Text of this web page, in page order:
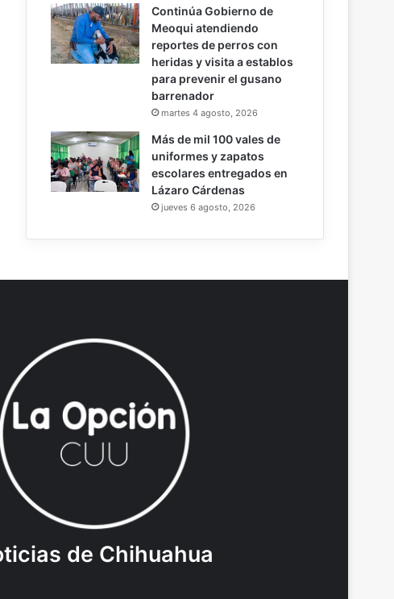
Continúa Gobierno de
Meoqui atendiendo
reportes de perros con
heridas y visita a establos
para prevenir el gusano
barrenador
martes 4 agosto, 2026
Más de mil 100 vales de
uniformes y zapatos
escolares entregados en
Lázaro Cárdenas
jueves 6 agosto, 2026
de Chihuahua